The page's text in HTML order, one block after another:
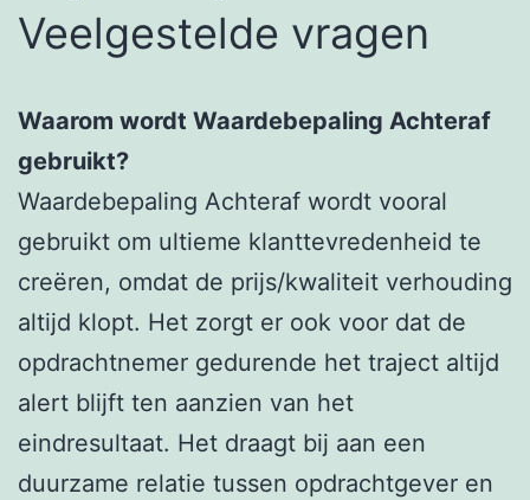
Veelgestelde vragen
Waarom wordt Waardebepaling Achteraf
gebruikt?
Waardebepaling Achteraf wordt vooral
gebruikt om ultieme klanttevredenheid te
creëren, omdat de prijs/kwaliteit verhouding
altijd klopt. Het zorgt er ook voor dat de
opdrachtnemer gedurende het traject altijd
alert blijft ten aanzien van het
eindresultaat. Het draagt bij aan een
duurzame relatie tussen opdrachtgever en